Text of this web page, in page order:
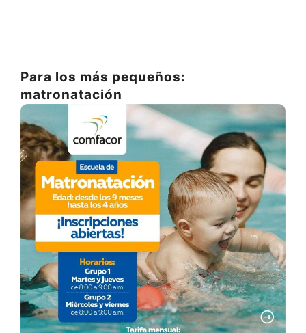
Para los más pequeños:
matronatación